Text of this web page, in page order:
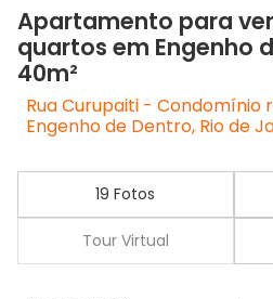
Apartamento para
quartos em Engenho
40m²
Rua Curupaiti - Condomínio
Engenho de Dentro, Rio de
19 Fotos
Tour Virtual